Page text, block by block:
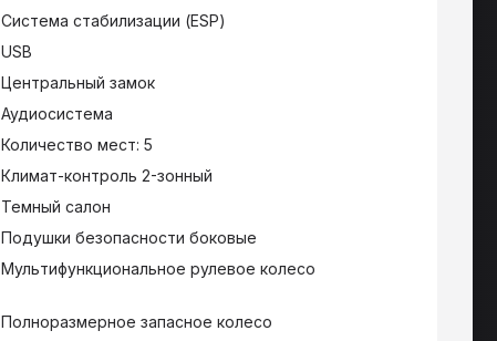
Система стабилизации (ESP)
USB
Центральный замок
Аудиосистема
Количество мест: 5
Климат-контроль 2-зонный
Темный салон
Подушки безопасности боковые
Мультифункциональное рулевое колесо
Полноразмерное запасное колесо